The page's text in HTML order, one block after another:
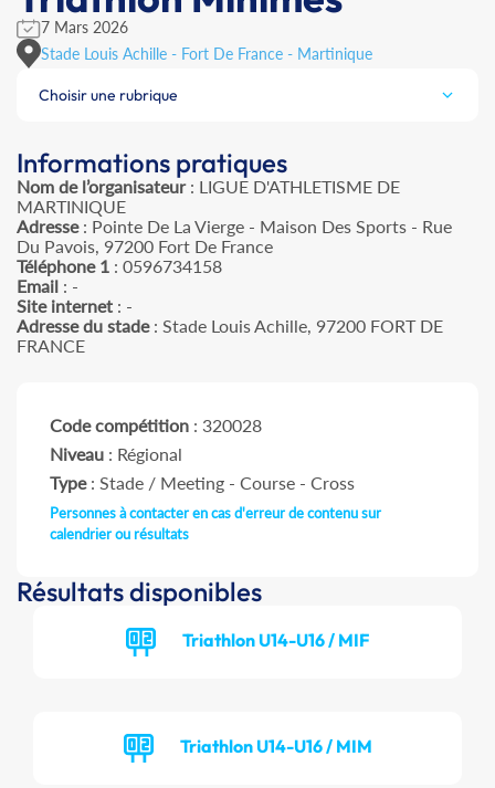
7 Mars 2026
Stade Louis Achille - Fort De France - Martinique
Choisir une rubrique
Informations pratiques
Nom de l’organisateur: LIGUE D'ATHLETISME DE
MARTINIQUE
Adresse: Pointe De La Vierge - Maison Des Sports - Rue
Du Pavois, 97200 Fort De France
Téléphone 1 : 0596734158
Email : -
Site internet : -
Adresse du stade: Stade Louis Achille, 97200 FORT DE
FRANCE
Code compétition : 320028
Niveau : Régional
Type: Stade / Meeting - Course - Cross
Personnes à contacter en cas d'erreur de contenu sur
calendrier ou résultats
Résultats disponibles
Triathlon U14-U16 / MIF
Triathlon U14-U16 / MIM